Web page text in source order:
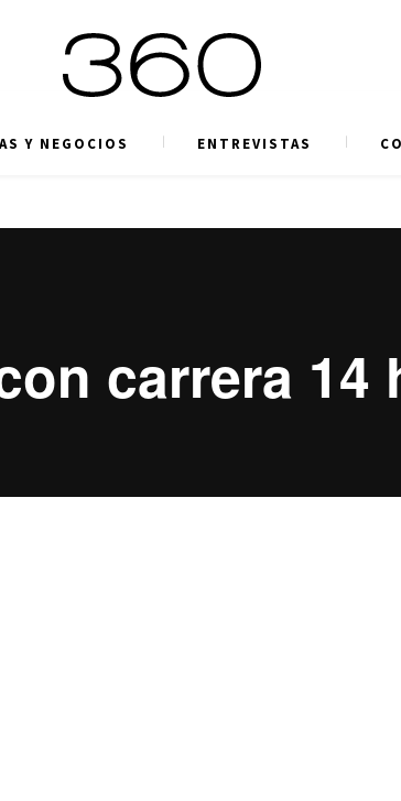
Y NEGOCIOS ENTREVISTAS
carrera 14